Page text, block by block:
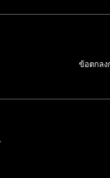
ข้อตกลง